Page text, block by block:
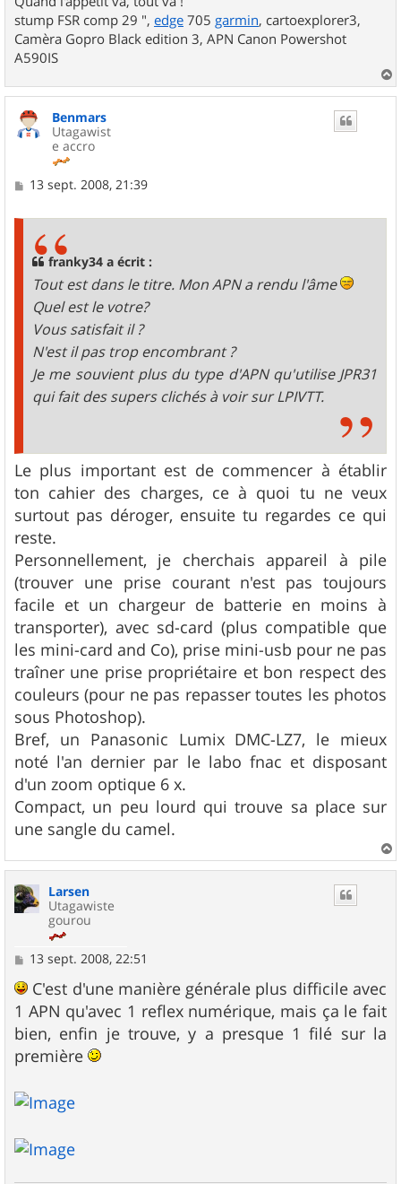
stump FSR comp 29 ", edge 705 garmin, cartoexplorer3,
Camèra Gopro Black edition 3, APN Canon Powershot
A590IS
a
u
Benmars
Utagawist
e accro
M13 sept. 2008, 21:39
franky34 a écrit :
Tout est dans le titre. Mon APN a rendu l'âme
Quel est le votre?
Vous satisfait il ?
N'est il pas trop encombrant ?
Je me souvient plus du type d'APN qu'utilise JPR31
qui fait des supers clichés à voir sur LPIVTT.
Le plus important est de commencer à établir
ton cahier des charges, ce à quoi tu ne veux
surtout pas déroger, ensuite tu regardes ce qui
reste.
Personnellement, je cherchais appareil à pile
(trouver une prise courant n'est pas toujours
facile et un chargeur de batterie en moins à
transporter), avec sd-card (plus compatible que
les mini-card and Co), prise mini-usb pour ne pas
traîner une prise propriétaire et bon respect des
couleurs (pour ne pas repasser toutes les photos
sous Photoshop).
Bref, un Panasonic Lumix DMC-LZ7, le mieux
noté l'an dernier par le labo fnac et disposant
d'un zoom optique 6 x.
Compact, un peu lourd qui trouve sa place sur
une sangle du camel.
a
Larsen
Utagawiste
gourou
M
s
a
g
e
13 sept. 2008, 22:51
C'est d'une manière générale plus difficile avec
1 APN qu'avec 1 reflex numérique, mais ça le fait
bien, enfin je trouve, y a presque 1 filé sur la
première